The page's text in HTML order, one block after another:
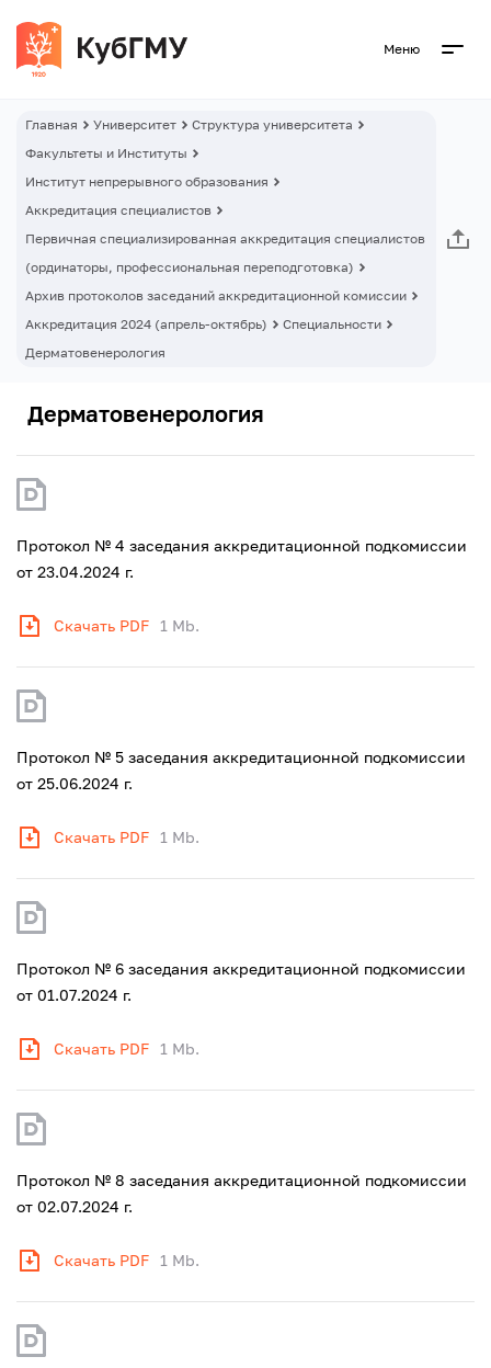
Меню
Главная Университет
Структура университета
Факультеты и Институты
Институт непрерывного образования
Аккредитация специалистов
Первичная специализированная аккредитация специалистов
(ординаторы, профессиональная переподготовка)
Архив протоколов заседаний аккредитационной комиссии
Аккредитация 2024 (апрель-октябрь)
Специальности
Дерматовенерология
Дерматовенерология
Протокол № 4 заседания аккредитационной подкомиссии
от 23.04.2024 г.
Скачать PDF 1 Mb.
Протокол № 5 заседания аккредитационной подкомиссии
от 25.06.2024 г.
Скачать PDF 1 Mb.
Протокол № 6 заседания аккредитационной подкомиссии
от 01.07.2024 г.
Скачать PDF 1 Mb.
Протокол № 8 заседания аккредитационной подкомиссии
от 02.07.2024 г.
Скачать PDF 1 Mb.